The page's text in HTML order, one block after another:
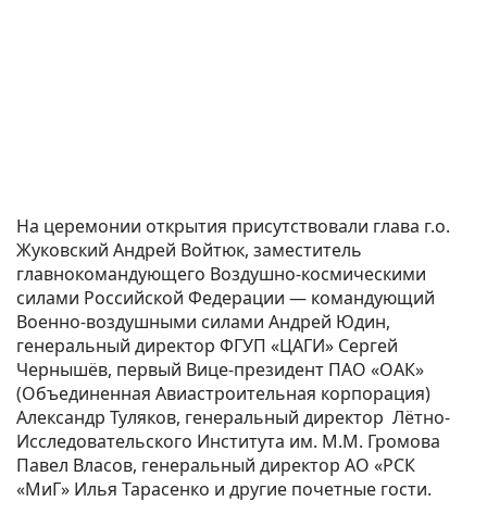
На церемонии открытия присутствовали глава г.о.
Жуковский Андрей Войтюк, заместитель
главнокомандующего Воздушно-космическими
силами Российской Федерации — командующий
Военно-воздушными силами Андрей Юдин,
генеральный директор ФГУП «ЦАГИ» Сергей
Чернышёв, первый Вице-президент ПАО «ОАК»
(Объединенная Авиастроительная корпорация)
Александр Туляков, генеральный директор Лётно-
Исследовательского Института им. М.М. Громова
Павел Власов, генеральный директор АО «РСК
«МиГ» Илья Тарасенко и другие почетные гости.